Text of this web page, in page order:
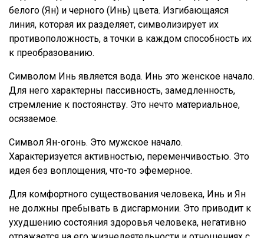
белого (Ян) и черного (Инь) цвета. Изгибающаяся
линия, которая их разделяет, символизирует их
противоположность, а точки в каждом способность их
к преобразованию.
Символом Инь является вода. Инь это женское начало.
Для него характерны пассивность, замедленность,
стремление к постоянству. Это нечто материальное,
осязаемое.
Символ Ян-огонь. Это мужское начало.
Характеризуется активностью, переменчивостью. Это
идея без воплощения, что-то эфемерное.
Для комфортного существования человека, Инь и Ян
не должны пребывать в дисгармонии. Это приводит к
ухудшению состояния здоровья человека, негативно